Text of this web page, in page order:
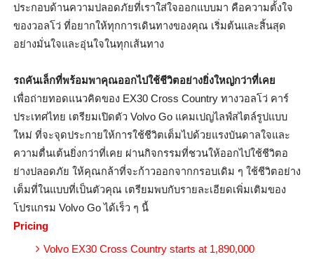
ประกอบด้านความปลอดภัยที่เราใส่ใจออกแบบมา คือความตั้งใจ
ของวอลโว่ ที่อยากให้ทุกการเดินทางของคุณ เริ่มต้นและสิ้นสุด
อย่างมั่นใจและอุ่นใจในทุกเส้นทาง
รถคันเล็กที่พร้อมพาคุณออกไปใช้ชีวิตอย่างยิ่งใหญ่กว่าที่เคย
เพื่อถ่ายทอดแนวคิดของ EX30Cross Country ทางวอลโว่ คาร์
ประเทศไทย เตรียมเปิดตัว Volvo Go แคมเปญไลฟ์สไตล์รูปแบบ
ใหม่ ที่จะจุดประกายให้การใช้ชีวิตเต็มไปด้วยแรงบันดาลใจและ
ความตื่นเต้นยิ่งกว่าที่เคย ผ่านกิจกรรมที่ชวนให้ออกไปใช้ชีวิตอ
ย่างปลอดภัย ให้คุณกล้าที่จะก้าวออกจากกรอบเดิม ๆ ใช้ชีวิตอย่าง
เต็มที่ในแบบที่เป็นตัวคุณ เตรียมพบกับรายละเอียดเพิ่มเติมของ
โปรแกรม Volvo Goได้เร็ว ๆ นี้
Pricing
Volvo EX30 Cross Country starts at 1,890,000